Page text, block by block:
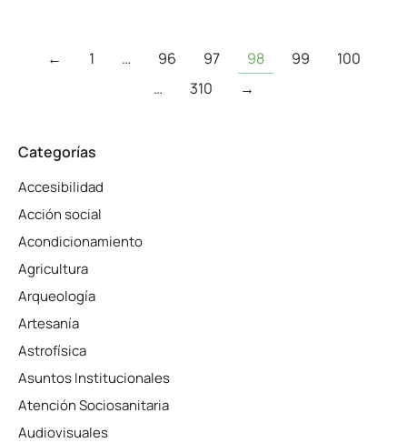
← 1 … 96 97 98 99
100
…
310 →
Categorías
Accesibilidad
Acción social
Acondicionamiento
Agricultura
Arqueología
Artesanía
Astrofísica
Asuntos Institucionales
Atención Sociosanitaria
Audiovisuales